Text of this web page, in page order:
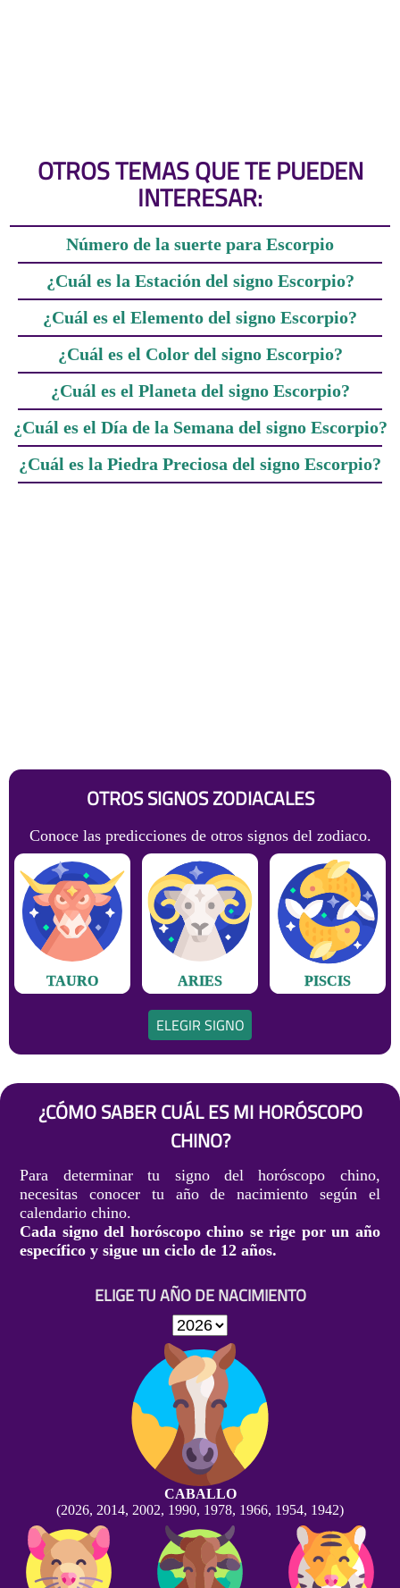
OTROS TEMAS QUE TE PUEDEN
INTERESAR:
Número de la suerte para Escorpio
¿Cuál es la Estación del signo Escorpio?
¿Cuál es el Elemento del signo Escorpio?
¿Cuál es el Color del signo Escorpio?
¿Cuál es el Planeta del signo Escorpio?
¿Cuál es el Día de la Semana del signo Escorpio?
¿Cuál es la Piedra Preciosa del signo Escorpio?
OTROS SIGNOS ZODIACALES
Conoce las predicciones de otros signos del zodiaco.
TAURO ARIES PISCIS
ELEGIR SIGNO
¿CÓMO SABER CUÁL ES MI HORÓSCOPO
CHINO?
Para determinar tu signo del horóscopo chino,
necesitas conocer tu año de nacimiento según el
calendario chino.
Cada signo del horóscopo chino se rige por un año
específico y sigue un ciclo de 12 años.
ELIGE TU AÑO DE NACIMIENTO
CABALLO
(2026, 2014, 2002, 1990, 1978, 1966, 1954, 1942)